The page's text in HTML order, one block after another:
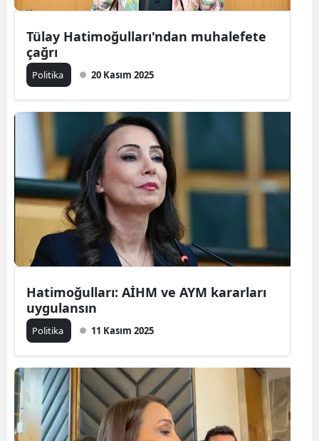
Tülay Hatimoğulları'ndan muhalefete
çağrı
Politika 20 Kasım 2025
Hatimoğulları: AİHM ve AYM kararları
uygulansın
Politika 11 Kasım 2025